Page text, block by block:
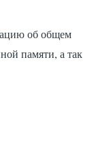
об общем
памяти, а так